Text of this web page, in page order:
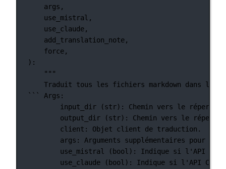
args,
use_mistral,
use_claude,
add_translation_note,
force,
):
"""
Traduit tous les fichiers markdown dans le
``` Args:
input_dir (str): Chemin vers le
output_dir (str): Chemin vers le
client: Objet client de traduction.
args: Arguments supplémentaires pour la
use_mistral (bool): Indique si l'API
use_claude (bool): Indique si l'API